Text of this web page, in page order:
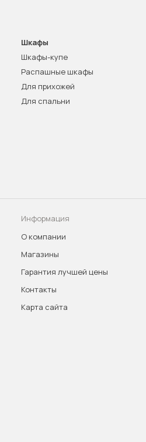
Шкафы
Шкафы-купе
Распашные шкафы
Для прихожей
Для спальни
Информация
О компании
Магазины
Гарантия лучшей цены
Контакты
Карта сайта